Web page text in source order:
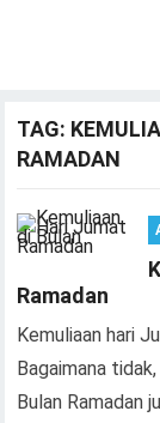
TAG:
RAMADAN
Ramadan
Kemuliaan hari
Bagaimana
Bulan Ramadan